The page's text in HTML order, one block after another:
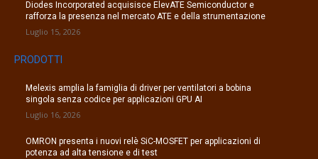
Diodes Incorporated acquisisce ElevATE Semiconductor e
rafforza la presenza nel mercato ATE e della strumentazione
Luglio 15, 2026
PRODOTTI
Melexis amplia la famiglia di driver per ventilatori a bobina
singola senza codice per applicazioni GPU AI
Luglio 16, 2026
OMRON presenta i nuovi relè SiC-MOSFET per applicazioni di
potenza ad alta tensione e di test